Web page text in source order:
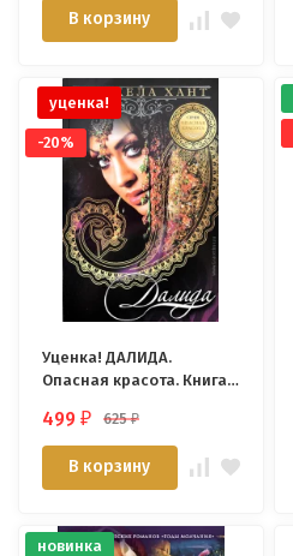
В корзину
уценка!
-20%
Уценка! ДАЛИДА.
Опасная красота. Книга
499₽ 625₽
В корзину
новинка